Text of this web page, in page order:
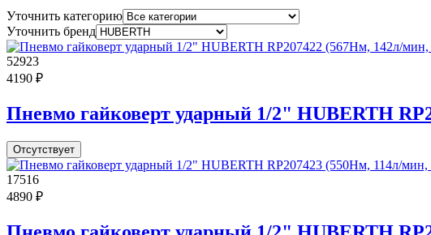
Уточнить категорию
Уточнить бренд
52923
4190 ₽
Пневмо гайковерт ударный 1/2" HUBERTH
Отсутствует
17516
4890 ₽